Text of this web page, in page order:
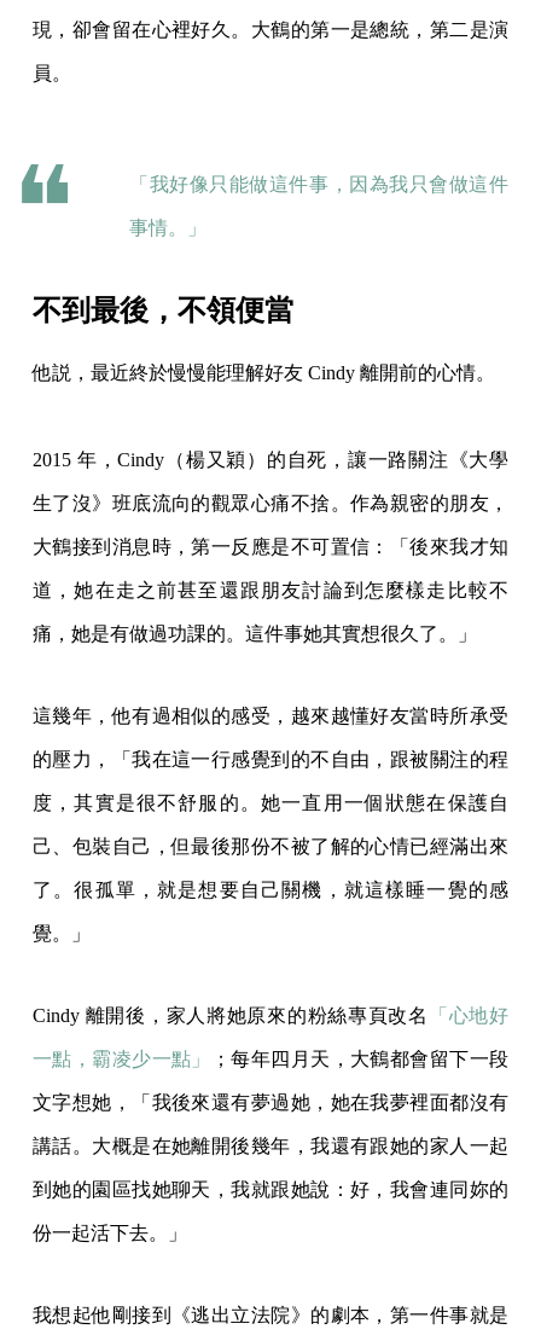
現，卻會留在心裡好久。大鶴的第一是總統，第二是演
員。
「我好像只能做這件事，因為我只會做這件
事情。」
不到最後，不領便當
他説，最近終於慢慢能理解好友 Cindy 離開前的心情。
2015 年，Cindy（楊又穎）的自死，讓一路關注《大學
生了沒》班底流向的觀眾心痛不捨。作為親密的朋友，
大鶴接到消息時，第一反應是不可置信：「後來我才知
道，她在走之前甚至還跟朋友討論到怎麼樣走比較不
痛，她是有做過功課的。這件事她其實想很久了。」
這幾年，他有過相似的感受，越來越懂好友當時所承受
的壓力，「我在這一行感覺到的不自由，跟被關注的程
度，其實是很不舒服的。她一直用一個狀態在保護自
己、包裝自己，但最後那份不被了解的心情已經滿出來
了。很孤單，就是想要自己關機，就這樣睡一覺的感
覺。」
Cindy 離開後，家人將她原來的粉絲專頁改名 「心地好
一點，霸凌少一點」 ；每年四月天，大鶴都會留下一段
文字想她，「我後來還有夢過她，她在我夢裡面都沒有
講話。大概是在她離開後幾年，我還有跟她的家人一起
到她的園區找她聊天，我就跟她說：好，我會連同妳的
份一起活下去。」
我想起他剛接到《逃出立法院》的劇本，第一件事就是